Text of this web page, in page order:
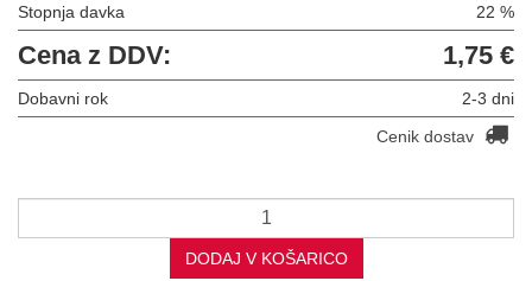
Stopnja davka 22 %
Cena z DDV: 1,75 €
Dobavni rok
2-3 dni
Cenik dostav
DODAJ V KOŠARICO